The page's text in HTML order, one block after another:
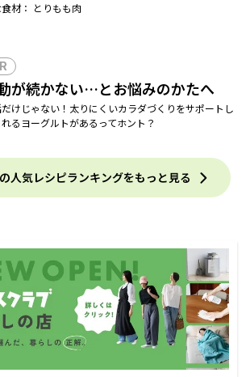
材： とりもも肉
が続かない…とお悩みのかたへ
けじゃない！太りにくいカラダづくりをサポートし
るヨーグルトがあるってホント？
人気レシピランキングをもっと見る